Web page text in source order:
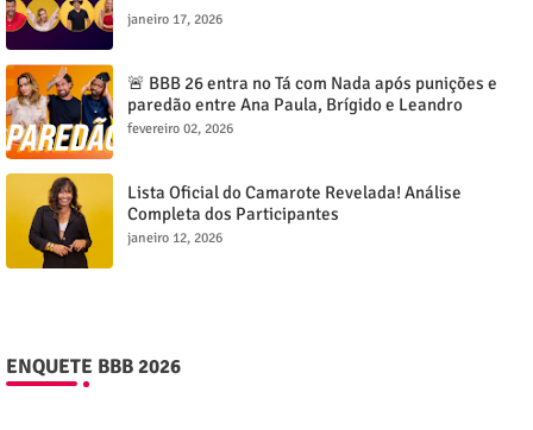
janeiro 17, 2026
🚨 BBB 26 entra no Tá com Nada após punições e
paredão entre Ana Paula, Brígido e Leandro
esquenta o jogo
fevereiro 02, 2026
Lista Oficial do Camarote Revelada! Análise
Completa dos Participantes
janeiro 12, 2026
ENQUETE BBB 2026